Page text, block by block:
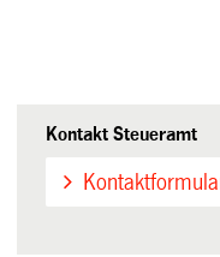
Kontakt Steueramt